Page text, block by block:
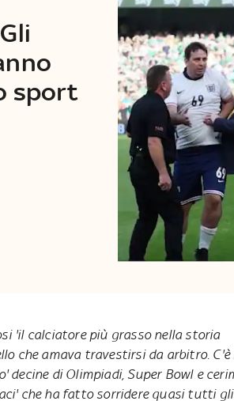
sport
'il calciatore più grasso nella storia
che amava travestirsi da arbitro.
decine di Olimpiadi, Super Bowl e
che ha fatto sorridere quasi tutti